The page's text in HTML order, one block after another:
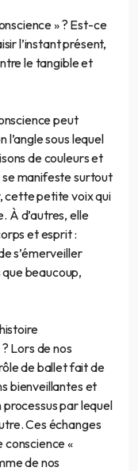
» ? Est-ce
l’instant présent,
le tangible et
peut
l’angle sous lequel
de couleurs et
se manifeste surtout
cette petite voix qui
À d’autres, elle
et esprit :
s’émerveiller
beaucoup,
Lors de nos
de ballet fait de
bienveillantes et
par lequel
Ces échanges
conscience «
de nos